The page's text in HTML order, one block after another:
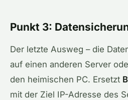
Punkt 3:
Der letzte Ausweg – die
auf einen anderen Server
den heimischen PC. Ersetzt
mit der Ziel IP-Adresse des